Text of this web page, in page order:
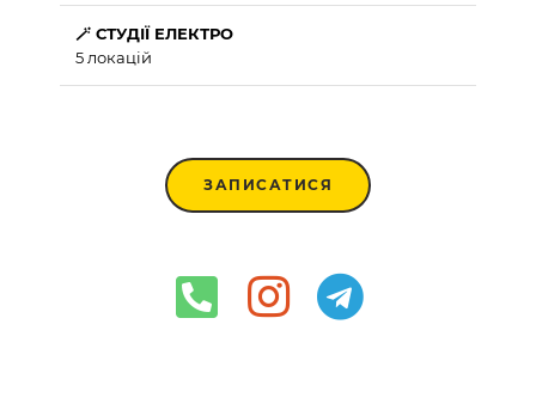
🪄 СТУДІЇ ЕЛЕКТРО
5 локацій
ЗАПИСАТИСЯ